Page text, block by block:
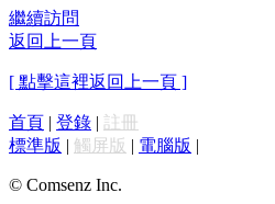
繼續訪問
返回上一頁
[ 點擊這裡返回上一頁 ]
首頁 | 登錄 | 註冊
標準版 | 觸屏版 | 電腦版 |
© Comsenz Inc.